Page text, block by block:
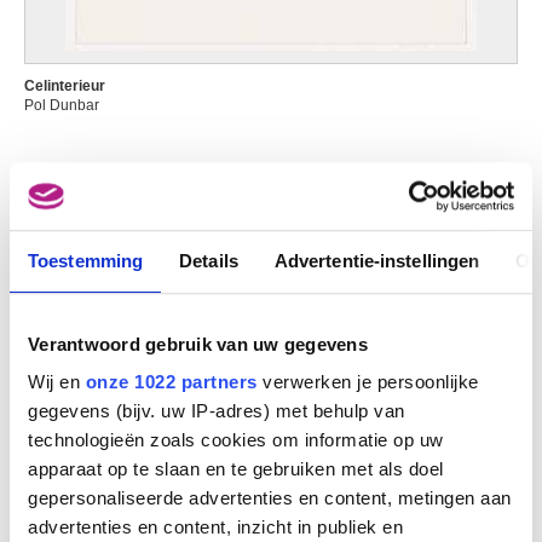
Toestemming Details Advertentie-instellingen
Verantwoord gebruik van uw gegevens
Wij en onze 1022 partners verwerken je persoonlijke
gegevens (bijv. uw IP-adres) met behulp van
technologieën zoals cookies om informatie op uw
apparaat op te slaan en te gebruiken met als doel
gepersonaliseerde advertenties en content, metingen aan
advertenties en content, inzicht in publiek en
Damery Walthère
Luik 1614 - 1678
Danckerts de Rij Pieter
Dandolo Cesare
Ukkel / Brussel 1944
Daniels Andries
Dansaert Léon
Brussel 1830 - Écouen, Val-d'Oise (Frankrijk) 1909
Danse Auguste
Brussel 1829 - Ukkel / Brussel 1929
Darboven Hanne
Celinterieur
Pol Dunbar